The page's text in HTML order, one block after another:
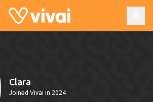
Clara
Joined Vivai in 2024